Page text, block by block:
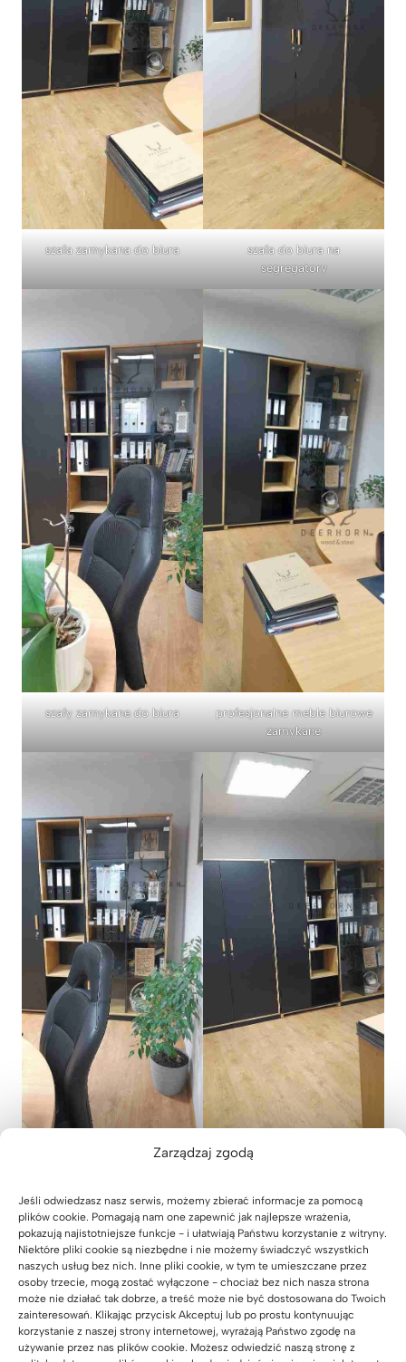
Zarządzaj zgodą
Jeśli odwiedzasz nasz serwis, możemy zbierać informacje za pomocą
plików cookie. Pomagają nam one zapewnić jak najlepsze wrażenia,
pokazują najistotniejsze funkcje - i ułatwiają Państwu korzystanie z witryny.
Niektóre pliki cookie są niezbędne i nie możemy świadczyć wszystkich
naszych usług bez nich. Inne pliki cookie, w tym te umieszczane przez
osoby trzecie, mogą zostać wyłączone - chociaż bez nich nasza strona
może nie działać tak dobrze, a treść może nie być dostosowana do Twoich
zainteresowań. Klikając przycisk Akceptuj lub po prostu kontynuując
korzystanie z naszej strony internetowej, wyrażają Państwo zgodę na
używanie przez nas plików cookie. Możesz odwiedzić naszą stronę z
szafa zamykana do biura
szafa do biura na
segregatory
szafy zamykane do biura
profesjonalne meble biurowe
zamykane